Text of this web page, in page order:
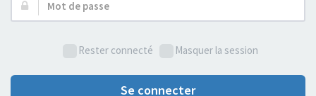
Mot
Rester connecté Masquer la session
Se connecter